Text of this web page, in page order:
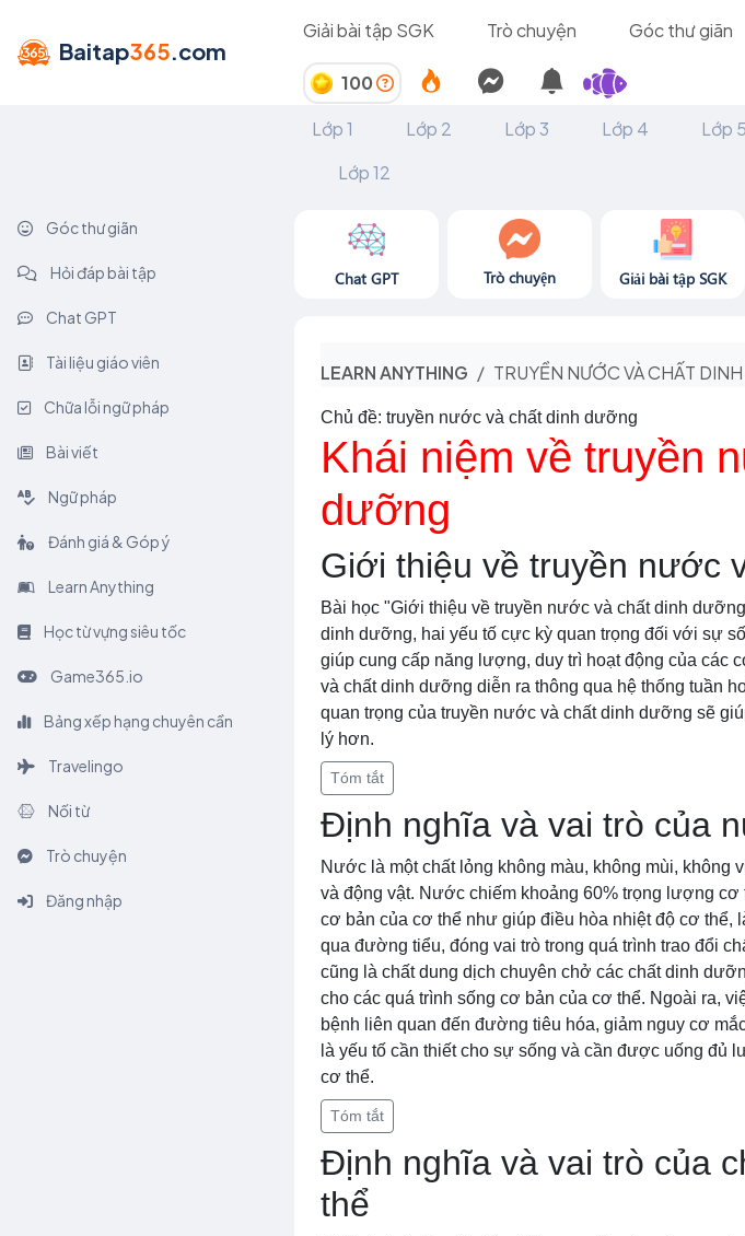
Baitap365.com
Giải bài tập SGK Trò chuyện Góc thư giãn
100
Lớp 1
Lớp 2 Lớp 3 Lớp 4 Lớp 5
Lớp 12
Góc thư giãn
Hỏi đáp bài tập
Chat GPT
Tài liệu giáo viên
Chữa lỗi ngữ pháp
Bài viết
Ngữ pháp
Đánh giá & Góp ý
Learn Anything
Học từ vựng siêu tốc
Game365.io
Bảng xếp hạng chuyên cần
Travelingo
Nối từ
Trò chuyện
Đăng nhập
Chat GPT Trò chuyện Giải bài tập SGK
LEARN ANYTHING TRUYỀN NƯỚC VÀ CHẤT
Chủ đề: truyền nước và chất dinh dưỡng
Khái niệm về truyền
dưỡng
Giới thiệu về truyền nước
Bài học "Giới thiệu về truyền nước và chất dinh
dinh dưỡng, hai yếu tố cực kỳ quan trọng đối với sự
giúp cung cấp năng lượng, duy trì hoạt động của các
và chất dinh dưỡng diễn ra thông qua hệ thống tuần
quan trọng của truyền nước và chất dinh dưỡng sẽ
lý hơn.
Tóm tắt
Định nghĩa và vai trò của
Nước là một chất lỏng không màu, không mùi,
và động vật. Nước chiếm khoảng 60% trọng lượng
cơ bản của cơ thể như giúp điều hòa nhiệt độ cơ thể,
qua đường tiểu, đóng vai trò trong quá trình trao đổi
cũng là chất dung dịch chuyên chở các chất dinh
cho các quá trình sống cơ bản của cơ thể. Ngoài ra,
bệnh liên quan đến đường tiêu hóa, giảm nguy cơ
là yếu tố cần thiết cho sự sống và cần được uống đủ
cơ thể.
Tóm tắt
Định nghĩa và vai trò của
thể